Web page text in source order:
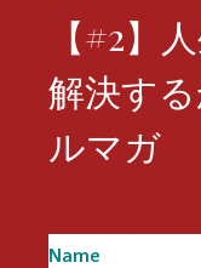
【#2】
解決す
ルマガ
Name